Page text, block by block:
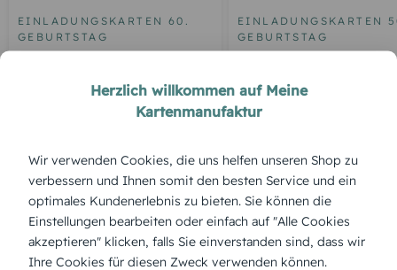
EINLADUNGSKARTEN 60.
GEBURTSTAG
Parkuhr 60
EINLADUNGSKARTEN
GEBURTSTAG
Geburtstag Aquarell
ÜBERBLICK:
Produktbeschreibung
„Schick“ ist eine Hommage an stilvolles Design – mit klarer
Linie, dezenten Farben und einem Hauch von Eleganz für
Feiern mit Klasse.
Herzlich willkommen auf Meine
Kartenmanufaktur
Wir verwenden Cookies, die uns helfen unseren Shop zu
verbessern und Ihnen somit den besten Service und ein
optimales Kundenerlebnis zu bieten. Sie können die
Einstellungen bearbeiten oder einfach auf "Alle Cookies
akzeptieren" klicken, falls Sie einverstanden sind, dass wir
Ihre Cookies für diesen Zweck verwenden können.